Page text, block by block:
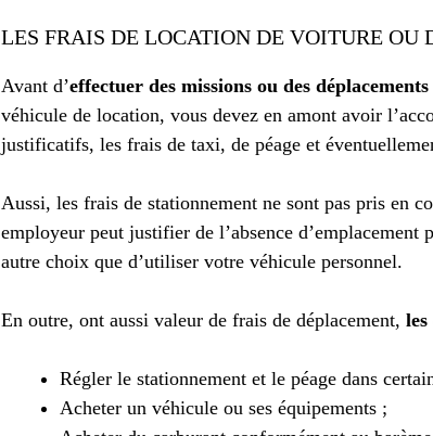
LES FRAIS DE LOCATION DE VOITURE OU
Avant d’effectuer des missions ou des
véhicule de location, vous devez en amont avoir
justificatifs, les frais de taxi, de péage et
Aussi, les frais de stationnement ne sont pas pris en
employeur peut justifier de l’absence
autre choix que d’utiliser votre véhicule personnel.
En outre, ont aussi valeur de frais de déplacement, les
Régler le stationnement et le péage dans
Acheter un véhicule ou ses équipements ;